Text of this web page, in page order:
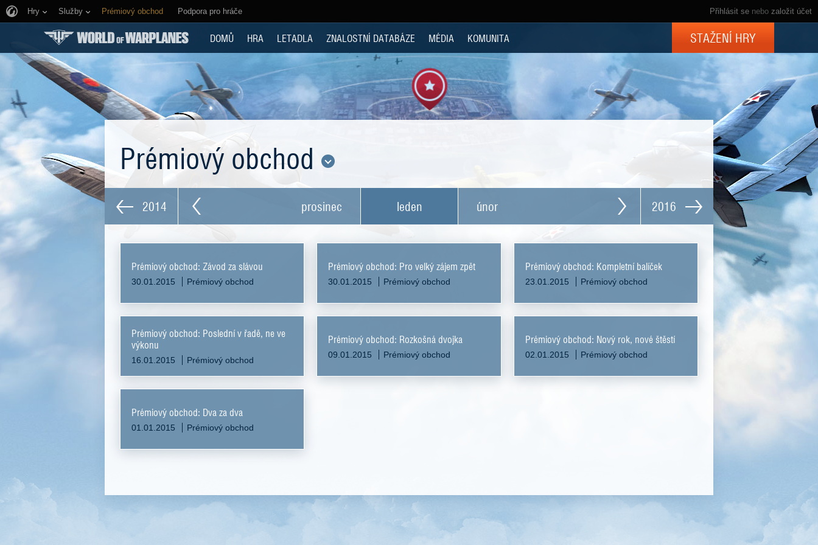
Přihlásit se nebo založit účet
Hry Služby Prémiový obchod Podpora pro hráče
DOMŮ HRA LETADLA ZNALOSTNÍ DATABÁZE MÉDIA KOMUNITA STAŽENÍ HRY
Prémiový obchod
2014 prosinec leden únor 2016
Prémiový obchod: Závod za slávou
30.01.2015 Prémiový obchod
Prémiový obchod: Pro velký zájem zpět
30.01.2015 Prémiový obchod
Prémiový obchod: Kompletní balíček
23.01.2015 Prémiový obchod
Prémiový obchod: Poslední v řadě, ne ve
výkonu
16.01.2015 Prémiový obchod
Prémiový obchod: Rozkošná dvojka
09.01.2015 Prémiový obchod
Prémiový obchod: Nový rok, nové štěstí
02.01.2015 Prémiový obchod
Prémiový obchod: Dva za dva
01.01.2015 Prémiový obchod